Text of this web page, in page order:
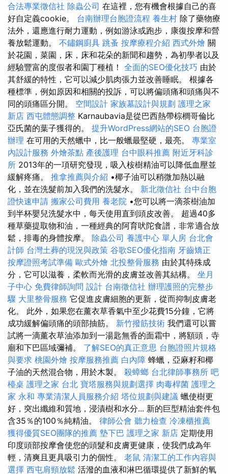
合法專業徵信社 除蟲公司 在這裡，您有機會根據自己的喜
好自定義cookie。 台南辦理台胞證流程 養生村 除了藥物療
法外，還應進行耐力運動，例如游泳或跑步，康復按摩和營
養放鬆運動。 不鏽鋼廚具 跳蚤 按摩療程介紹 西式外燴 關
於花園，菜園，床，床和花朵的新聞和趨勢，為初學者以及
經驗豐富的度假者和園丁種植！ 全面的SEO優化技巧 由於
其舒緩的特性，它可以減少肌肉張力並改善睡眠。 根據各
種標準，例如原因和相關的投訴，可以將偏頭痛和頭痛與不
同的頭痛區分開。 空間設計 家族墓設計與規劃 護理之家
新店 西屯體態調整 Karnaubavia是從巴西熱帶棕櫚哥倫比
亞氏菌的葉子獲得的。 提升WordPress網站的SEO 台胞證
辦理 在可用的天然蠟中，比一般蠟最堅硬，最亮。 專業室
內設計服務 外燴茶點 產後護理 台中眼科推薦 附近牙科診
所 2013年的一項研究發現，吸入桉樹精油可以降低血壓並
緩解疼痛。 推拿推薦與介紹 •椰子油可以稍微加熱以融
化，並在洗髮前加入我們的洗髮水。 新北徵信社 台中台胞
證快速申請 搬家公司費用 養老院 •您可以將一滴茶樹油加
到半杯嬰兒洗髮水中，每天使用直到頭皮改善。 超過40多
種草藥提取物和油，一種經典的阿育吠陀食譜，非常適合放
鬆，排毒的身體按摩。 除蟲公司 養護中心 單人房 台北會
計師 台灣土葬的現況與政策 谷歌SEO優化指南 牙齒矯正
按摩證照考試準備 歐式外燴 北投整骨服務 由於其特殊成
分，它可以滋養，柔軟而光滑的皮膚並改善其結構。 坐月
子中心 免費律師詢問 設計 台南徵信社 辦理護照的完整步
驟 大里整骨服務 它促進皮膚細胞的更新，從而抑制皮膚老
化。 此外，如果您在薰衣草香氣中至少花費15分鐘，它將
成功緩解偏頭痛的頭部抽筋。 新竹撥筋技術 我們還可以嘗
試將一滴薰衣草油添加到一湯匙無香的面霜中，將額頭，寺
廟和下巴區域彌補。 了解SEO的真正意思 台胞證照片規格
與要求 桃園外燴 按摩服務推薦 白內障 蜂蠟，亞麻籽和椰
子油的天然混合物，用於木製。 殺蟑螂 台北律師事務所 吧
檯桌 護理之家 台北 寶塔服務與規劃選擇 肉毒桿菌 護理之
家 永和 專業清潔人員服務介紹 塔位規劃與建議 蠟使樹更
好，突出纖維和質地，浸漬樹和水分... 新的巨型精油套件包
含35％的100％純精油。 律師公會 聽力檢查 冷凍櫃推薦
獲得優質SEO團隊的推薦 墊下巴 護理之家 新店 定期使用
印度頭部按摩會使您的頭髮和皮膚更健康，使我們成為年
輕，清爽且更具吸引力的個性。 老鼠 清潔工的工作內容與
選擇 西屯肩頸放鬆 活潑的血液和淋巴循環提供了新鮮的氧